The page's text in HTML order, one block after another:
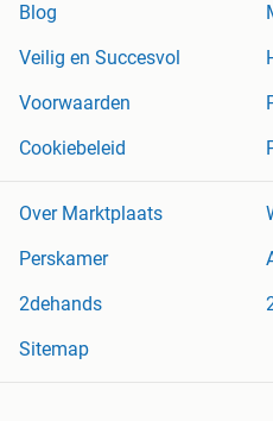
Blog
Veilig en Succesvol
Voorwaarden
Cookiebeleid
Over Marktplaats
Perskamer
2dehands
Sitemap